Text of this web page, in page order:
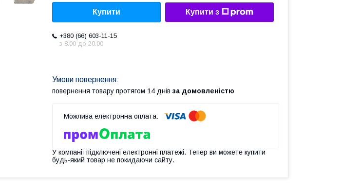
Купити Купити з
+380 (66) 603-11-15
з 8.00 до 20.00
повернення товару протягом 14 днів за домовленістю
У компанії підключені електронні платежі. Тепер ви можете купити
будь-який товар не покидаючи сайту.